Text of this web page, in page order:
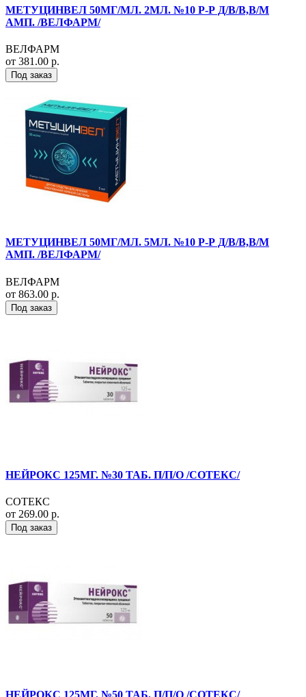
МЕТУЦИНВЕЛ 50МГ/МЛ. 2МЛ. №10 Р-Р Д/В/В,В/М
АМП. /ВЕЛФАРМ/
ВЕЛФАРМ
от 381.00 р.
Под заказ
МЕТУЦИНВЕЛ 50МГ/МЛ. 5МЛ. №10 Р-Р Д/В/В,В/М
АМП. /ВЕЛФАРМ/
ВЕЛФАРМ
от 863.00 р.
Под заказ
НЕЙРОКС 125МГ. №30 ТАБ. П/П/О /СОТЕКС/
СОТЕКС
от 269.00 р.
Под заказ